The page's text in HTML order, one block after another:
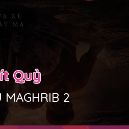
Quỷ
MAGHRIB 2